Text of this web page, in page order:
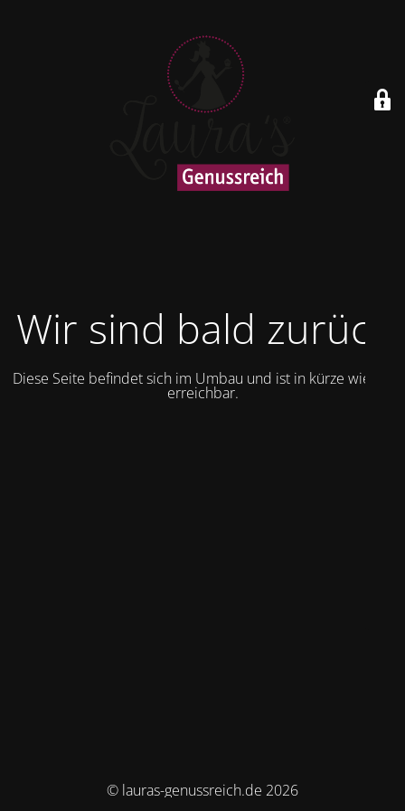
Wir sind bald zurück
Diese Seite befindet sich im Umbau und ist in kürze wieder
erreichbar.
© lauras-genussreich.de 2026